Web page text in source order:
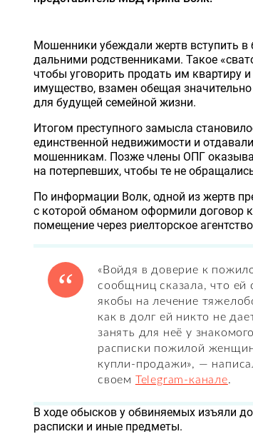
Мошенники убеждали жертв вступить в
дальними родственниками. Такое
чтобы уговорить продать им квартиру
имущество, взамен обещая
для будущей семейной жизни.
Итогом преступного замысла
единственной недвижимости и
мошенникам. Позже члены ОПГ
на потерпевших, чтобы те не
По информации Волк, одной из жертв
с которой обманом оформили договор
помещение через риелторское
«Войдя в доверие к
сообщниц сказала, что ей
якобы на лечение
как в долг ей никто не
занять для неё у
расписки пожилой
купли-продажи», —
своем Telegram-канале.
В ходе обысков у обвиняемых изъяли
расписки и иные предметы.